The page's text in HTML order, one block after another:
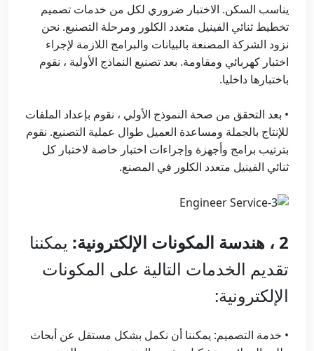
يناسب السكن. الاختبار ضروري لكل من خدمات تصميم
تخطيط ثنائي الفينيل متعدد الكلور ومرحلة التصنيع. نحن
نزود الشركة المصنعة بالبيانات والبرامج اللازمة لإجراء
اختبار كهربائي ومقاومة. بعد تصنيع النماذج الأولية ، نقوم
باختبارها داخليا.
• بعد التحقق من صحة النموذج الأولي ، نقوم بإعداد الملفات
للإنتاج بالجملة ومساعدة العميل طوال عملية التصنيع. نقوم
بترتيب برامج وأجهزة وإجراءات اختبار خاصة لاختبار كل
ثنائي الفينيل متعدد الكلور في المصنع.
2 ، هندسة المكونات الإلكترونية:
يمكننا
تقديم الخدمات التالية على المكونات
الإلكترونية:
• خدمة التصميم: يمكننا أن نكمل بشكل مستقل عن أبحاث